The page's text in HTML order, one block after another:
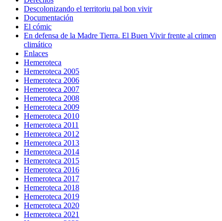
Descolonizando el territoriu pal bon vivir
Documentación
El cómic
En defensa de la Madre Tierra. El Buen Vivir frente al crimen
climático
Enlaces
Hemeroteca
Hemeroteca 2005
Hemeroteca 2006
Hemeroteca 2007
Hemeroteca 2008
Hemeroteca 2009
Hemeroteca 2010
Hemeroteca 2011
Hemeroteca 2012
Hemeroteca 2013
Hemeroteca 2014
Hemeroteca 2015
Hemeroteca 2016
Hemeroteca 2017
Hemeroteca 2018
Hemeroteca 2019
Hemeroteca 2020
Hemeroteca 2021